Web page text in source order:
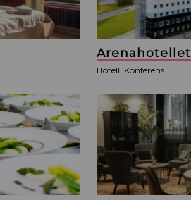
Arenahotellet
Hotell, Konferens